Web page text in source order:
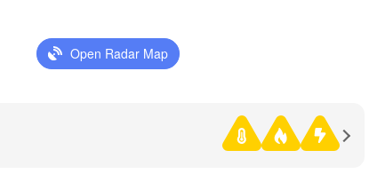
Open Radar MapПетропавл
(Petropavl)